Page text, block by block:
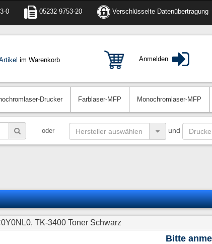
0 05232 9753-20 Verschlüsselte Datenübertragung
im Warenkorb Anmelden
Drucker Farblaser-MFP Monochromlaser-MFP
oder und
TK-3400 Toner Schwarz
Bitte